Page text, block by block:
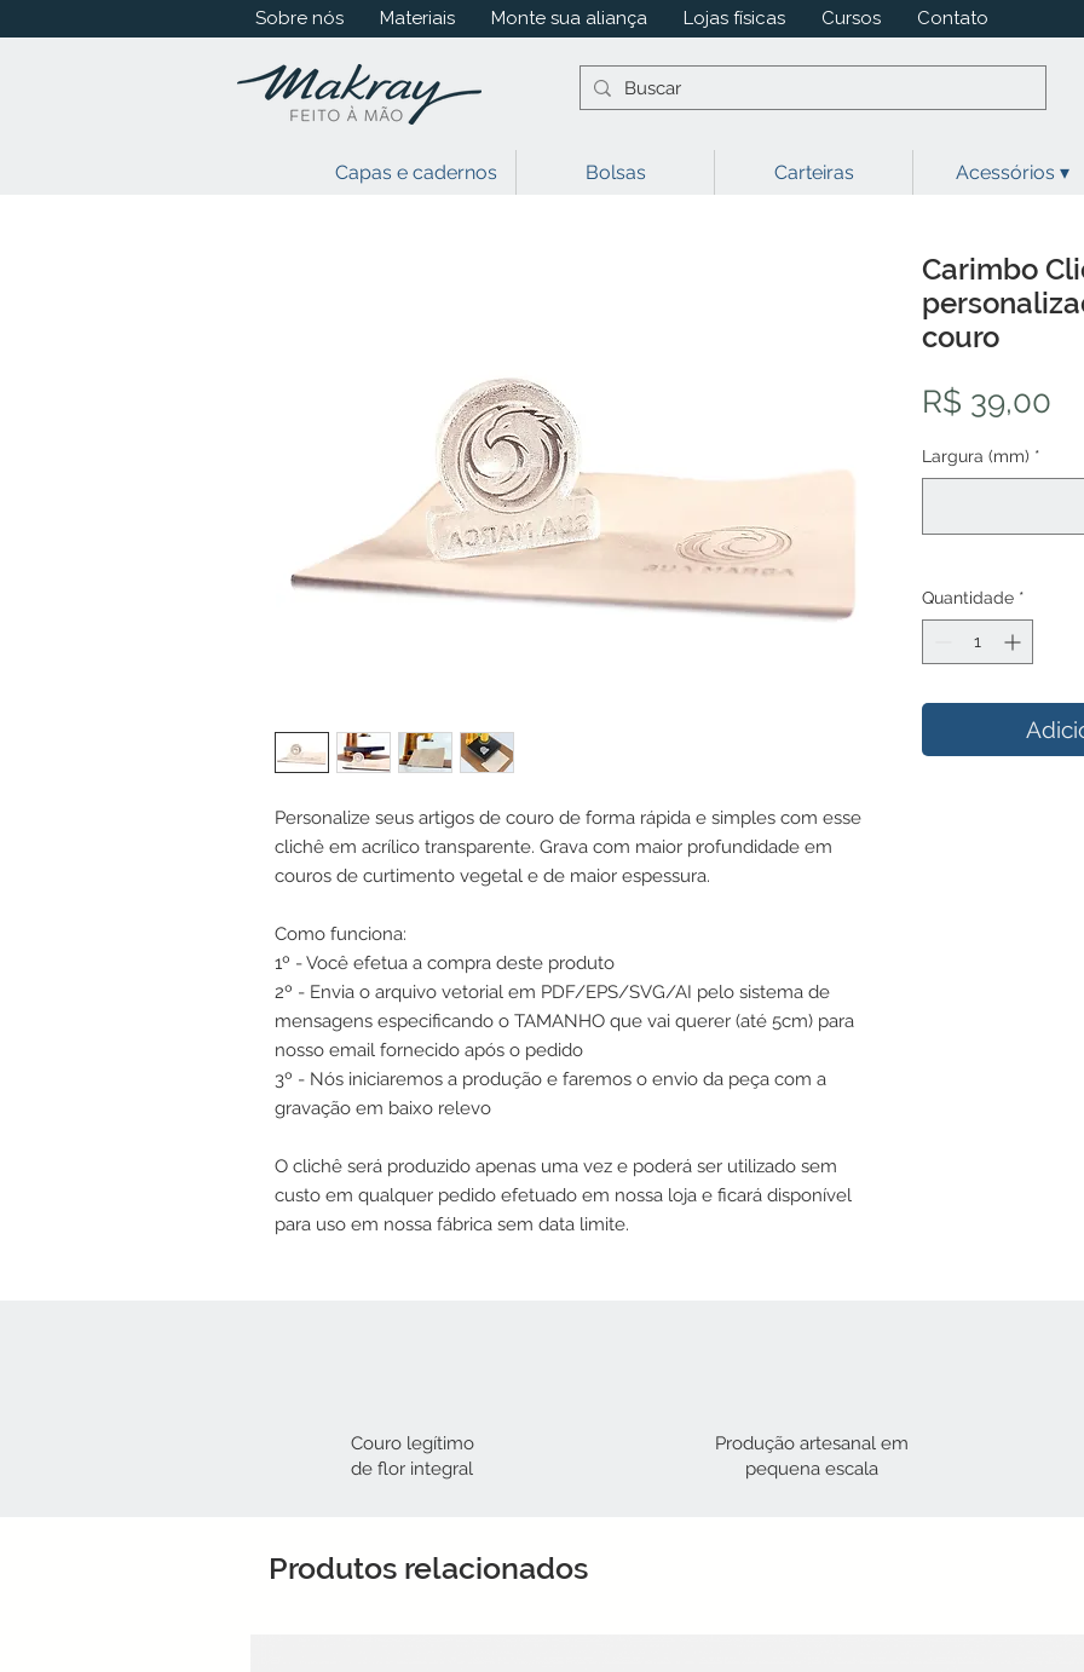
Sobre nós Materiais Monte sua aliança Lojas físicas Cursos Contato
Capas e cadernos Bolsas Carteiras Acessórios ▾
Personalize seus artigos de couro de forma rápida e simples com esse
clichê em acrílico transparente. Grava com maior profundidade em
couros de curtimento vegetal e de maior espessura.
Como funciona:
1º - Você efetua a compra deste produto
2º - Envia o arquivo vetorial em PDF/EPS/SVG/AI pelo sistema de
mensagens especificando o TAMANHO que vai querer (até 5cm) para
nosso email fornecido após o pedido
3º - Nós iniciaremos a produção e faremos o envio da peça com a
gravação em baixo relevo
O clichê será produzido apenas uma vez e poderá ser utilizado sem
custo em qualquer pedido efetuado em nossa loja e ficará disponível
para uso em nossa fábrica sem data limite.
Carimbo
couro
R$ 39,00
Largura (mm) *
Quantidade *
Couro legítimo
de flor integral​
Produção artesanal em
pequena escala
Produtos relacionados